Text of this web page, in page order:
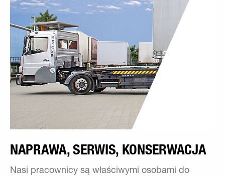
NAPRAWA, SERWIS, KONSERWACJA
Nasi pracownicy są właściwymi osobami do